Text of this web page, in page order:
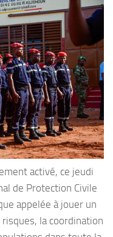
activé, ce jeudi
de Protection Civile
appelée à jouer un
la coordination